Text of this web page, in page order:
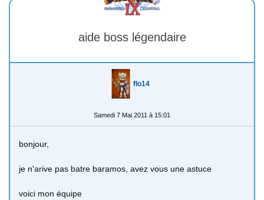
aide boss légendaire
flo14
Samedi 7 Mai 2011 à 15:01
bonjour,
je n'arive pas batre baramos, avez vous une astuce
voici mon équipe